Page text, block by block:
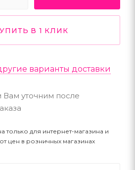
В 1 КЛИК
варианты доставки
Вам уточним после
только для интернет-магазина и
цен в розничных магазинах